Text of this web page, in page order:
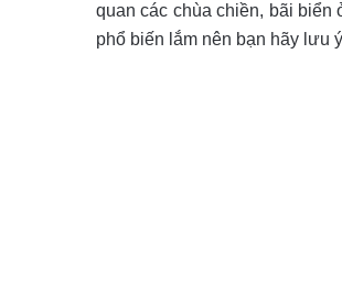
quan các chùa chiền, bãi biển
phổ biến lắm nên bạn hãy lưu